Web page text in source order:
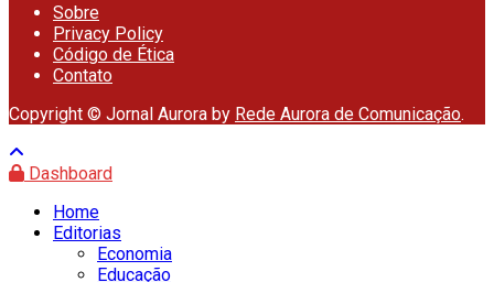
Sobre
Privacy Policy
Código de Ética
Contato
Copyright © Jornal Aurora by Rede Aurora de Comunicação.
Dashboard
Home
Editorias
Economia
Educação